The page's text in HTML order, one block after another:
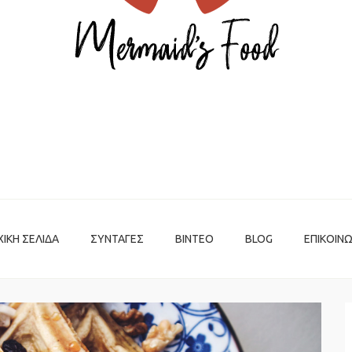
ΣΕΛΊΔΑ ΣΥΝΤΑΓΈΣ ΒΊΝΤΕΟ BLOG